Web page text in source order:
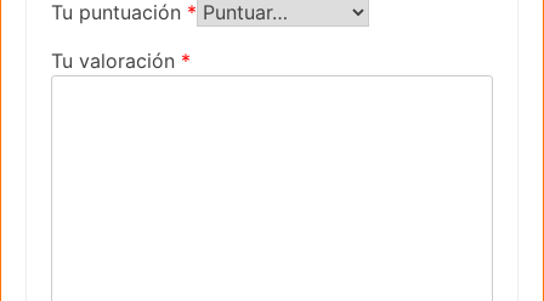
Tu puntuación *
Tu valoración *